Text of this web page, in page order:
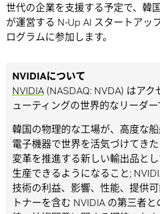
世代の企業を支援する予定で、韓
が運営する N-Up AI スタートアッ
ログラムに参加します。
NVIDIAについて
NVIDIA (NASDAQ: NVDA) はア
ューティングの世界的なリーダー
韓国の物理的な工場が、高度な船
電子機器で世界を活気づけてき
変革を推進する新しい輸出品と
生産できるようになること;
技術の利益、影響、性能、提供
トナーを含む NVIDIA の第三者